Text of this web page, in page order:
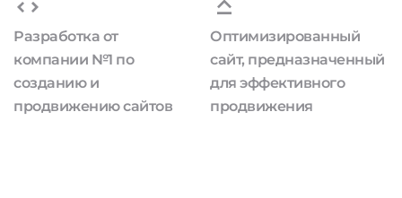
Разработка от
компании №1 по
созданию и
продвижению сайтов
Оптимизированный
сайт, предназначенный
для эффективного
продвижения